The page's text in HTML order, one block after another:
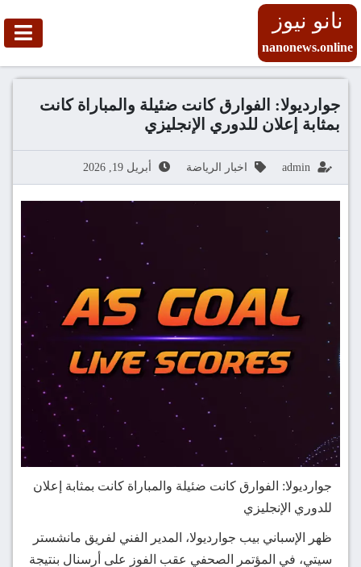
نانو نيوز
nanonews.online
جوارديولا: الفوارق كانت ضئيلة والمباراة كانت
بمثابة إعلان للدوري الإنجليزي
admin اخبار الرياضة أبريل 19, 2026
جوارديولا: الفوارق كانت ضئيلة والمباراة كانت بمثابة إعلان
للدوري الإنجليزي
ظهر الإسباني بيب جوارديولا، المدير الفني لفريق مانشستر
سيتي، في المؤتمر الصحفي عقب الفوز على أرسنال بنتيجة